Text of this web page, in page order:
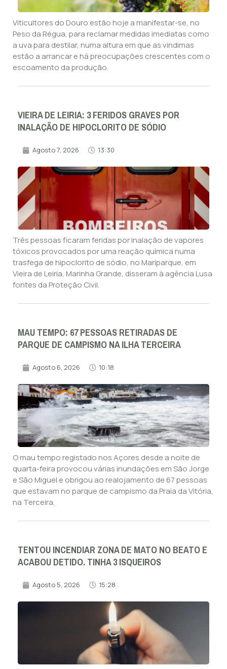
Viticultores do Douro estão hoje a manifestar-se, no
Peso da Régua, para reclamar medidas imediatas como
a uva para destilar, numa altura em que as vindimas
estão a arrancar e há preocupações crescentes com o
escoamento da produção.
VIEIRA DE LEIRIA: 3 FERIDOS GRAVES POR
INALAÇÃO DE HIPOCLORITO DE SÓDIO
Agosto 7, 2026 13:30
Três pessoas ficaram feridas por inalação de vapores
tóxicos provocados por uma reação química numa
trasfega de hipoclorito de sódio, no Mariparque, em
Vieira de Leiria, Marinha Grande, disseram à agência Lusa
fontes da Proteção Civil.
MAU TEMPO: 67 PESSOAS RETIRADAS DE
PARQUE DE CAMPISMO NA ILHA TERCEIRA
Agosto 6, 2026 10:18
O mau tempo registado nos Açores desde a noite de
quarta-feira provocou várias inundações em São Jorge
e São Miguel e obrigou ao realojamento de 67 pessoas
que estavam no parque de campismo da Praia da Vitória,
na Terceira.
TENTOU INCENDIAR ZONA DE MATO NO BEATO E
ACABOU DETIDO. TINHA 3 ISQUEIROS
Agosto 5, 2026 15:28